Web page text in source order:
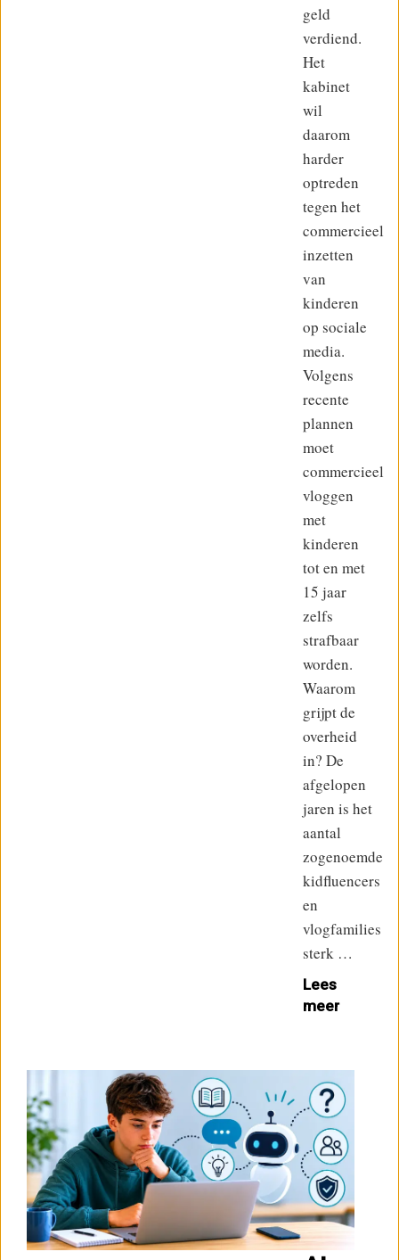
geld
verdiend.
Het
kabinet
wil
daarom
harder
optreden
tegen het
commercieel
inzetten
van
kinderen
op sociale
media.
Volgens
recente
plannen
moet
commercieel
vloggen
met
kinderen
tot en met
15 jaar
zelfs
strafbaar
worden.
Waarom
grijpt de
overheid
in? De
afgelopen
jaren is het
aantal
zogenoemde
kidfluencers
en
vlogfamilies
sterk …
Lees
meer